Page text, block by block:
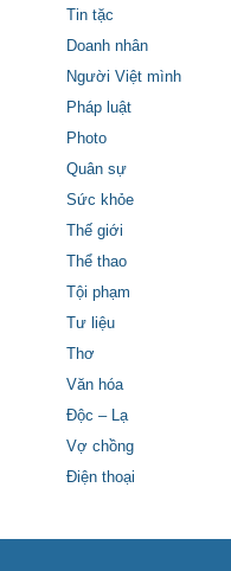
Tin tặc
Doanh nhân
Người Việt mình
Pháp luật
Photo
Quân sự
Sức khỏe
Thế giới
Thể thao
Tội phạm
Tư liệu
Thơ
Văn hóa
Độc – Lạ
Vợ chồng
Điện thoại